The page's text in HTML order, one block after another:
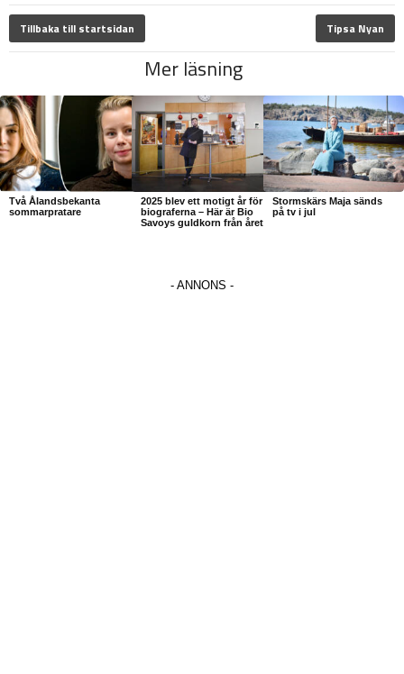
Tillbaka till startsidan Tipsa Nyan
Mer läsning
Två Ålandsbekanta
sommarpratare
2025 blev ett motigt år för
biograferna – Här är Bio
Savoys guldkorn från året
Stormskärs Maja sänds
på tv i jul